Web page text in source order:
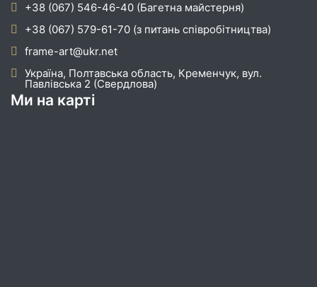
+38 (067) 546-46-40 (Багетна майстерня)
+38 (067) 579-61-70 (з питань співробітництва)
frame-art@ukr.net
Україна, Полтавська область, Кременчук, вул.
Павлівська 2 (Свердлова)
Ми на карті